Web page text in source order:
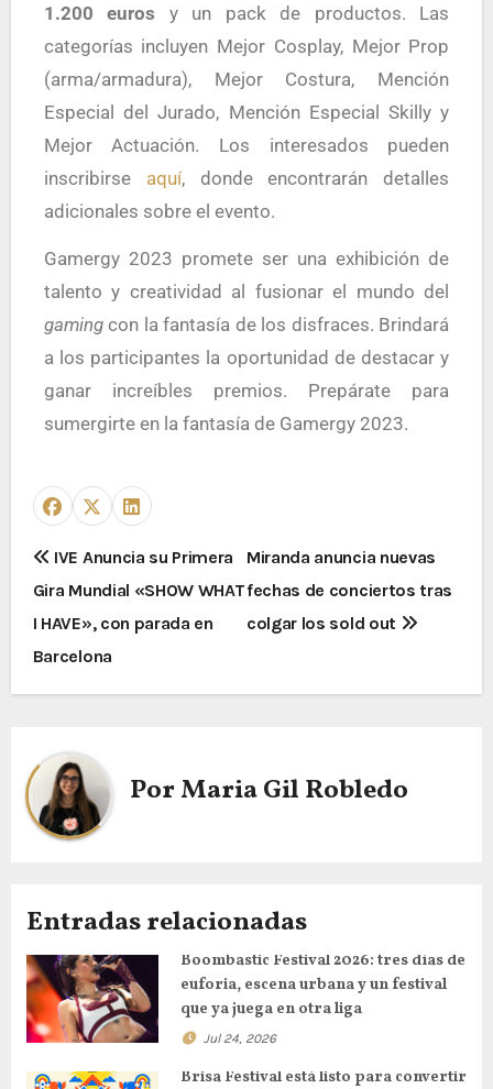
1.200 euros y un pack de productos. Las
categorías incluyen Mejor Cosplay, Mejor Prop
(arma/armadura), Mejor Costura, Mención
Especial del Jurado, Mención Especial Skilly y
Mejor Actuación. Los interesados pueden
inscribirse aquí, donde encontrarán detalles
adicionales sobre el evento.
Gamergy 2023 promete ser una exhibición de
talento y creatividad al fusionar el mundo del
gamingcon la fantasía de los disfraces. Brindará
a los participantes la oportunidad de destacar y
ganar increíbles premios. Prepárate para
sumergirte en la fantasía de Gamergy 2023.
IVE Anuncia su Primera
Gira Mundial «SHOW WHAT
I HAVE», con parada en
Barcelona
Miranda anuncia nuevas
fechas de conciertos tras
colgar los sold out
PorMaria Gil Robledo
Entradas relacionadas
Boombastic Festival 2026: tres días de
euforia, escena urbana y un festival
que ya juega en otra liga
Jul 24, 2026
Brisa Festival está listo para convertir